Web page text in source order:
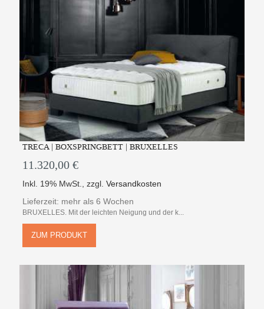
TRECA | BOXSPRINGBETT | BRUXELLES
11.320,00 €
Inkl. 19% MwSt. ,zzgl.Versandkosten
Lieferzeit: mehr als 6 Wochen
BRUXELLES. Mit der leichten Neigung und der k...
ZUM PRODUKT